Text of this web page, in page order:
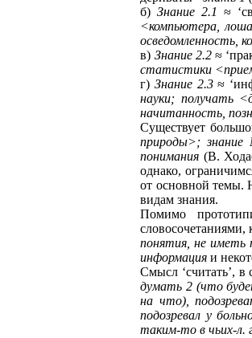
б)Знание 2.1 ≈
<компьютера,
осведомленность,
в) Знание 2.2≈
статистики
г)Знание 2.3≈
науки; получать
начитанность,
Существует
природы>;
понимания (В.
однако,
от основной темы.
видам знания.
Помимо
словосочетаниями,
понятия, не иметь
информация и
Смысл ‘считать’,
думать 2 (что
на что),
подозревал у
таким-то в чьих-л.